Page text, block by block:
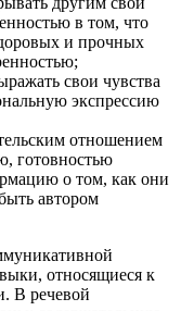
в том, что
и прочных
свои чувства
экспрессию
отношением
готовностью
о том, как они
автором
относящиеся к
В речевой